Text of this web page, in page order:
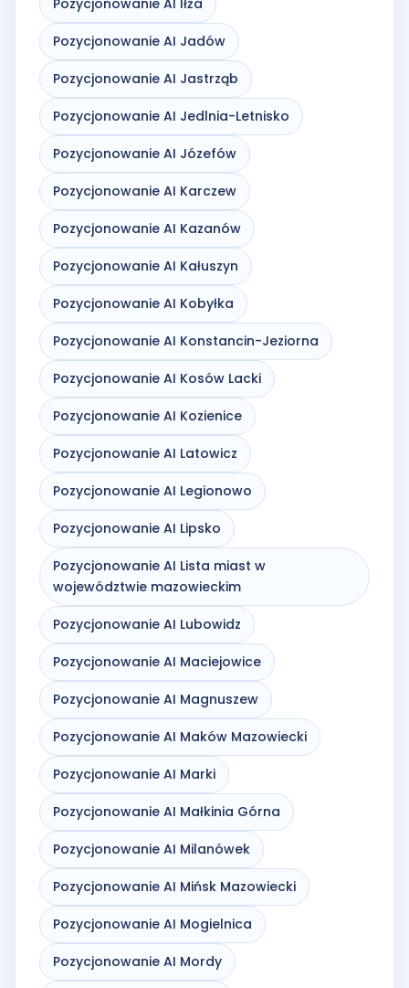
Pozycjonowanie AI Jadów
Pozycjonowanie AI Jastrząb
Pozycjonowanie AI Jedlnia-Letnisko
Pozycjonowanie AI Józefów
Pozycjonowanie AI Karczew
Pozycjonowanie AI Kazanów
Pozycjonowanie AI Kałuszyn
Pozycjonowanie AI Kobyłka
Pozycjonowanie AI Konstancin-Jeziorna
Pozycjonowanie AI Kosów Lacki
Pozycjonowanie AI Kozienice
Pozycjonowanie AI Latowicz
Pozycjonowanie AI Legionowo
Pozycjonowanie AI Lipsko
Pozycjonowanie AI Lista miast w
województwie mazowieckim
Pozycjonowanie AI Lubowidz
Pozycjonowanie AI Maciejowice
Pozycjonowanie AI Magnuszew
Pozycjonowanie AI Maków Mazowiecki
Pozycjonowanie AI Marki
Pozycjonowanie AI Małkinia Górna
Pozycjonowanie AI Milanówek
Pozycjonowanie AI Mińsk Mazowiecki
Pozycjonowanie AI Mogielnica
Pozycjonowanie AI Mordy